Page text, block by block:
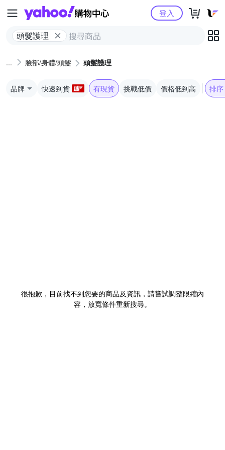
Yahoo購物中心
頭髮護理
登入
臉部/身體/頭髮 頭髮護理
品牌 快速到貨 有現貨 挑戰低價 價格低到高 排序
很抱歉，目前找不到您要的商品及資訊，請嘗試調整限縮內
容，放寬條件重新搜尋。